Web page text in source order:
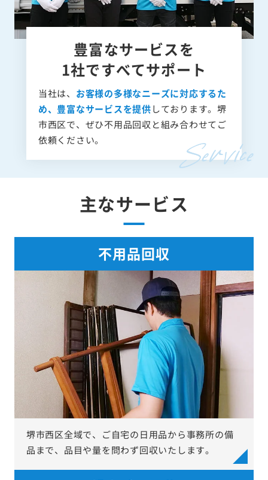
豊富なサービスを
1社ですべてサポート
当社は、 お客様の多様なニーズに対応するた
め、豊富なサービスを提供しております。堺
市西区で、ぜひ不用品回収と組み合わせてご
依頼ください。
主なサービス
不用品回収
堺市西区全域で、ご自宅の日用品から事務所の備
品まで、品目や量を問わず回収いたします。